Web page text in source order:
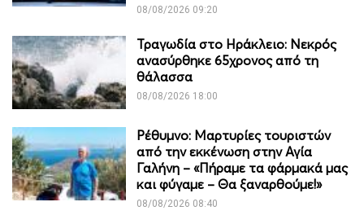
08/08/2026 09:20
Τραγωδία στο Ηράκλειο: Νεκρός
ανασύρθηκε 65χρονος από τη
θάλασσα
08/08/2026 18:00
Ρέθυμνο: Μαρτυρίες τουριστών
από την εκκένωση στην Αγία
Γαλήνη – «Πήραμε τα φάρμακά μας
και φύγαμε – Θα ξαναρθούμε!»
08/08/2026 08:40